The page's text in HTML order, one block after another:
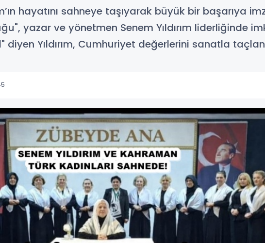
hayatını sahneye taşıyarak büyük bir başarıya
yazar ve yönetmen Senem Yıldırım liderliğinde
diyen Yıldırım, Cumhuriyet değerlerini sanatla